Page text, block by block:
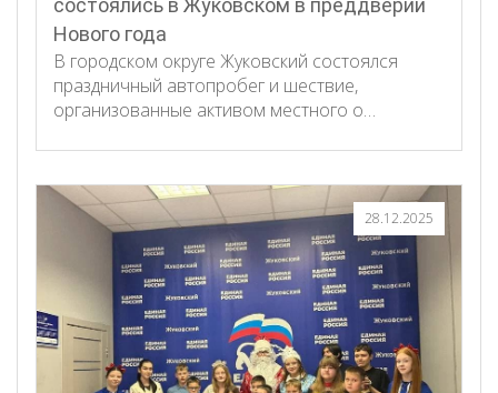
состоялись в Жуковском в преддверии
Нового года
В городском округе Жуковский состоялся
праздничный автопробег и шествие,
организованные активом местного о…
28.12.2025